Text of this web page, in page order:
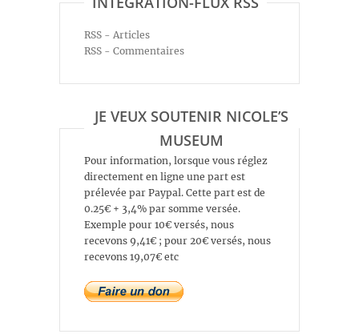
RSS - Articles
RSS - Commentaires
JE VEUX SOUTENIR NICOLE’S
MUSEUM
Pour information, lorsque vous réglez
directement en ligne une part est
prélevée par Paypal. Cette part est de
0.25€ + 3,4% par somme versée.
Exemple pour 10€ versés, nous
recevons 9,41€ ; pour 20€ versés, nous
recevons 19,07€ etc